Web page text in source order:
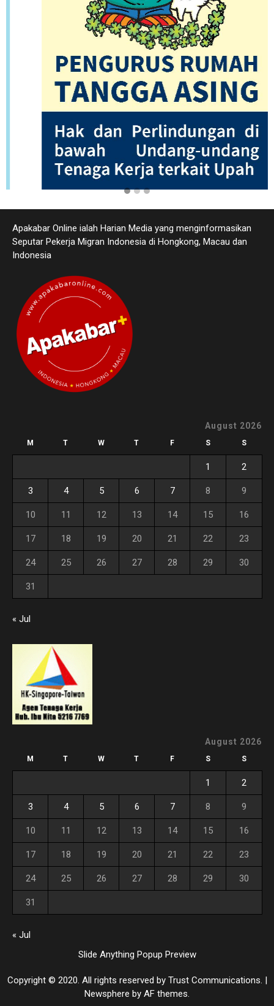
Apakabar Online ialah Harian Media yang menginformasikan
Seputar Pekerja Migran Indonesia di Hongkong, Macau dan
Indonesia
August 2026
M T W T F S S
1 2
3 4 5 6 7 8 9
10 11 12 13 14 15 16
17 18 19 20 21 22 23
24 25 26 27 28 29 30
31
« Jul
August 2026
M T W T F S S
1 2
3 4 5 6 7 8 9
10 11 12 13 14 15 16
17 18 19 20 21 22 23
24 25 26 27 28 29 30
31
« Jul
Slide Anything Popup Preview
Copyright © 2020. All rights reserved by Trust Communications.
Newsphere by AF themes.